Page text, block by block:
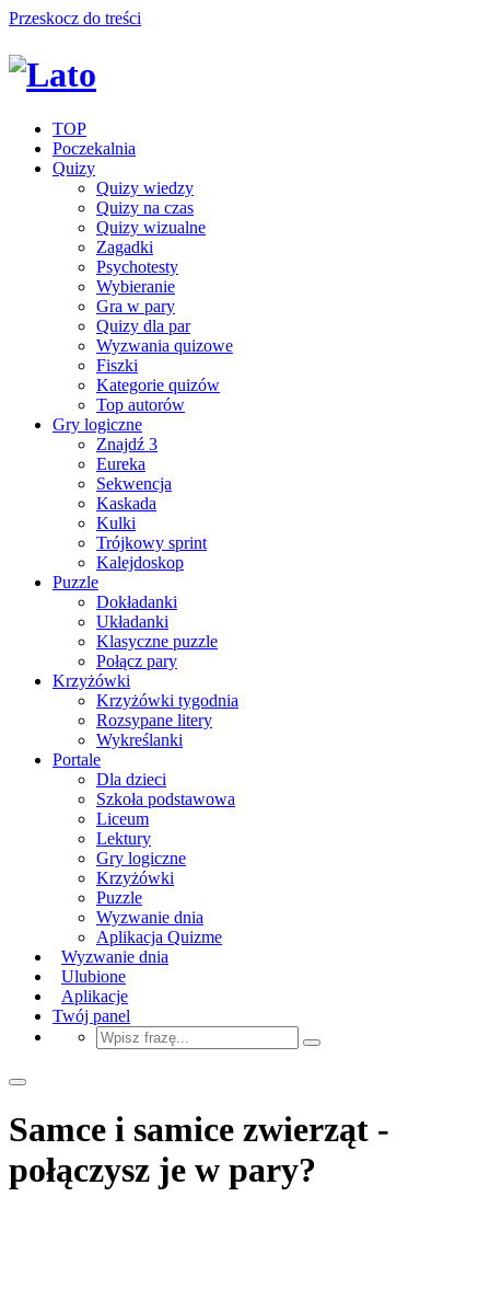
Przeskocz do treści
TOP
Poczekalnia
Quizy
Quizy wiedzy
Quizy na czas
Quizy wizualne
Zagadki
Psychotesty
Wybieranie
Gra w pary
Quizy dla par
Wyzwania quizowe
Fiszki
Kategorie quizów
Top autorów
Gry logiczne
Znajdź 3
Eureka
Sekwencja
Kaskada
Kulki
Trójkowy sprint
Kalejdoskop
Puzzle
Dokładanki
Układanki
Klasyczne puzzle
Połącz pary
Krzyżówki
Krzyżówki tygodnia
Rozsypane litery
Wykreślanki
Portale
Dla dzieci
Szkoła podstawowa
Liceum
Lektury
Gry logiczne
Krzyżówki
Puzzle
Wyzwanie dnia
Aplikacja Quizme
Wyzwanie dnia
Ulubione
Aplikacje
Twój panel
Samce i samice zwierząt -
połączysz je w pary?